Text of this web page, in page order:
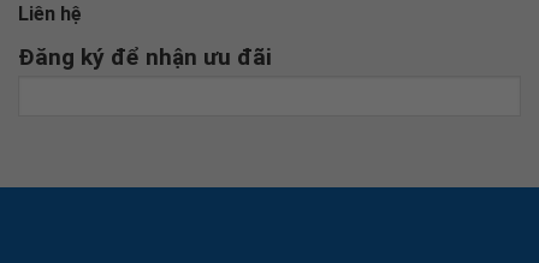
Liên hệ
Đăng ký để nhận ưu đãi